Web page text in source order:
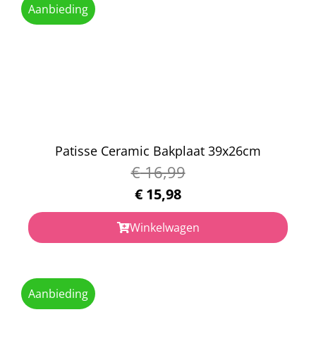
Aanbieding
Patisse Ceramic Bakplaat 39x26cm
€16,99
€ 15,98
Winkelwagen
Aanbieding